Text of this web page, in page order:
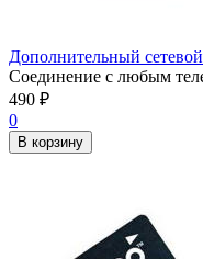
Дополнительный
Соединение с любым
490 ₽
0
В корзину